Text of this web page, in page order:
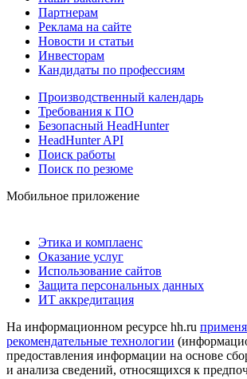
Партнерам
Реклама на сайте
Новости и статьи
Инвесторам
Кандидаты по профессиям
Производственный календарь
Требования к ПО
Безопасный HeadHunter
HeadHunter API
Поиск работы
Поиск по резюме
Мобильное приложение
Этика и комплаенс
Оказание услуг
Использование сайтов
Защита персональных данных
ИТ аккредитация
На информационном ресурсе hh.ru
рекомендательные технологии
предоставления информации на основе
и анализа сведений, относящихся к